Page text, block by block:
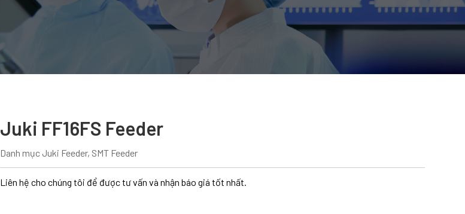
Juki FF16FS Feeder
Danh mụcJuki Feeder, SMT Feeder
Liên hệ cho chúng tôi để được tư vấn và nhận báo giá tốt nhất.